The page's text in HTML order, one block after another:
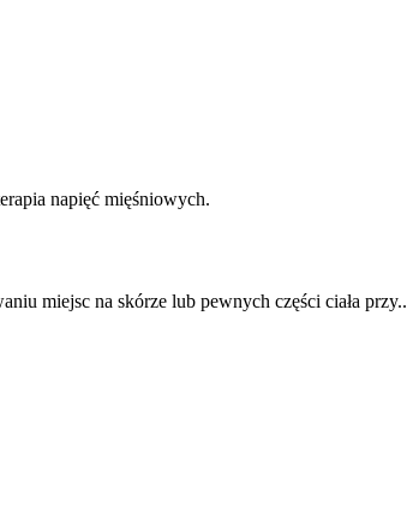
miejsc na skórze lub pewnych części ciała przy..